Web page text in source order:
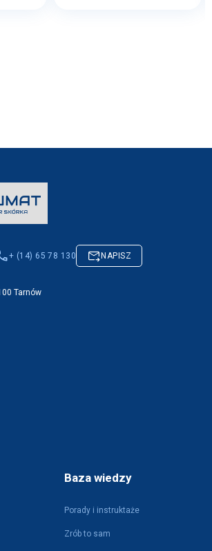
Baza wiedzy
Porady i instruktaże
Zrób to sam
+ (14) 65 78 130 NAPISZ
Tarnów